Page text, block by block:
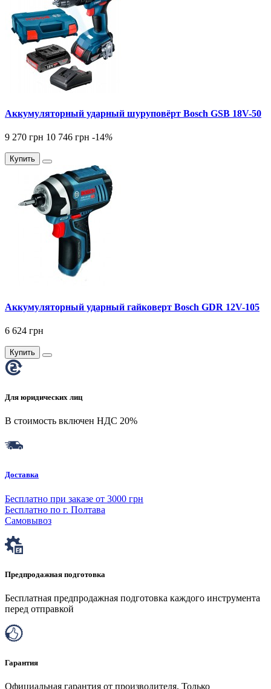
Аккумуляторный ударный шуруповёрт Bosch GSB 18V-50
9 270 грн 10 746 грн -14%
Купить
Аккумуляторный ударный гайковерт Bosch GDR 12V-105
6 624 грн
Купить
Для юридических лиц
В стоимость включен НДС 20%
Доставка
Бесплатно при заказе от 3000 грн
Бесплатно по г. Полтава
Самовывоз
Предпродажная подготовка
Бесплатная предпродажная подготовка каждого инструмента
перед отправкой
Гарантия
Официальная гарантия от производителя. Только